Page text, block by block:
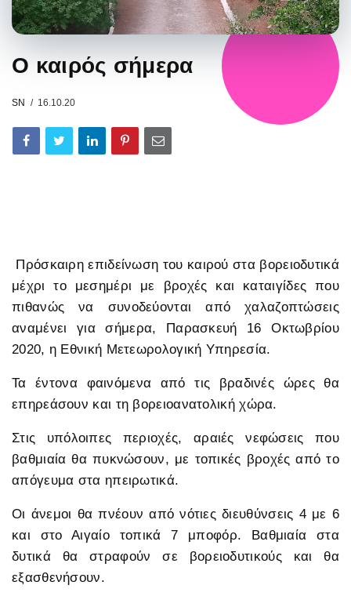
Ο καιρός σήμερα
SN 16.10.20
Πρόσκαιρη επιδείνωση του καιρού στα βορειοδυτικά
μέχρι το μεσημέρι με βροχές και καταιγίδες που
πιθανώς να συνοδεύονται από χαλαζοπτώσεις
αναμένει για σήμερα, Παρασκευή 16 Οκτωβρίου
2020, η Εθνική Μετεωρολογική Υπηρεσία.
Τα έντονα φαινόμενα από τις βραδινές ώρες θα
επηρεάσουν και τη βορειοανατολική χώρα.
Στις υπόλοιπες περιοχές, αραιές νεφώσεις που
βαθμιαία θα πυκνώσουν, με τοπικές βροχές από το
απόγευμα στα ηπειρωτικά.
Οι άνεμοι θα πνέουν από νότιες διευθύνσεις 4 με 6
και στο Αιγαίο τοπικά 7 μποφόρ. Βαθμιαία στα
δυτικά θα στραφούν σε βορειοδυτικούς και θα
εξασθενήσουν.